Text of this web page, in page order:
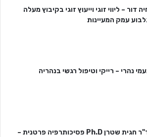
דור – ליווי זוגי וייעוץ זוגי בקיבוץ מעלה
עמק המעיינות
נהרי – רייקי וטיפול רגשי בנהריה
ד"ר חגית שטרן Ph.D פסיכותרפיה פרטנית –